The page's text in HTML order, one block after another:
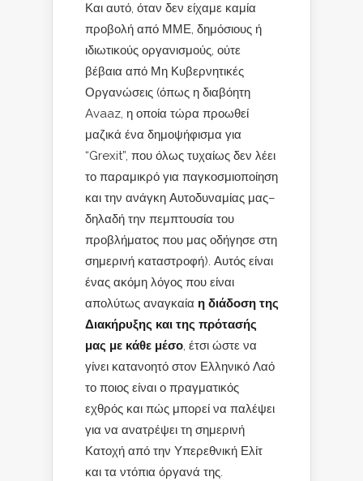
Και αυτό, όταν δεν είχαμε καμία
προβολή από ΜΜΕ, δημόσιους ή
ιδιωτικούς οργανισμούς, ούτε
βέβαια από Μη Κυβερνητικές
Οργανώσεις (όπως η διαβόητη
Avaaz, η οποία τώρα προωθεί
μαζικά ένα δημοψήφισμα για
“Grexit”, που όλως τυχαίως δεν λέει
το παραμικρό για παγκοσμιοποίηση
και την ανάγκη Αυτοδυναμίας μας–
δηλαδή την πεμπτουσία του
προβλήματος που μας οδήγησε στη
σημερινή καταστροφή). Αυτός είναι
ένας ακόμη λόγος που είναι
απολύτως αναγκαία η διάδοση της
Διακήρυξης και της πρότασής
μας με κάθε μέσο, έτσι ώστε να
γίνει κατανοητό στον Ελληνικό Λαό
το ποιος είναι ο πραγματικός
εχθρός και πώς μπορεί να παλέψει
για να ανατρέψει τη σημερινή
Κατοχή από την Υπερεθνική Ελίτ
και τα ντόπια όργανά της.